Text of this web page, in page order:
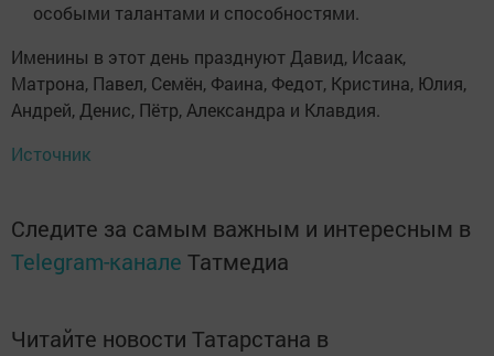
особыми талантами и способностями.
Именины в этот день празднуют Давид, Исаак,
Матрона, Павел, Семён, Фаина, Федот, Кристина, Юлия,
Андрей, Денис, Пётр, Александра и Клавдия.
Источник
Следите за самым важным и интересным в
Telegram-канале Татмедиа
Читайте новости Татарстана в